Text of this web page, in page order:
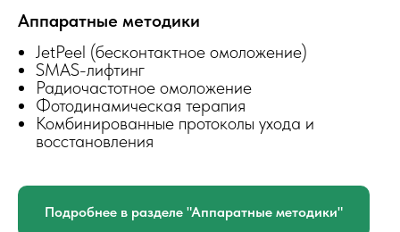
Аппаратные методики
JetPeel (бесконтактное омоложение)
SMAS-лифтинг
Радиочастотное омоложение
Фотодинамическая терапия
Комбинированные протоколы ухода и
восстановления
Подробнее в разделе "Аппаратные методики"